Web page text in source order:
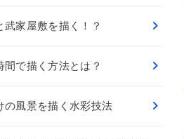
武家屋敷を描く！？
間で描く方法とは？
風景を描く水彩技法